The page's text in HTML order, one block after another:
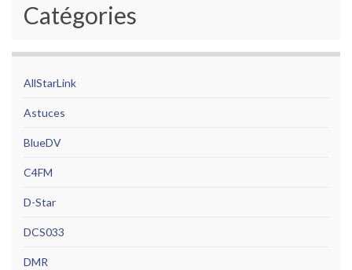
Catégories
AllStarLink
Astuces
BlueDV
C4FM
D-Star
DCS033
DMR